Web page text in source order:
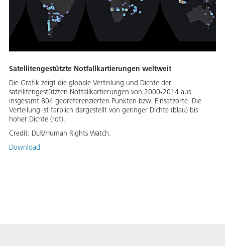
Satellitengestützte Notfallkartierungen weltweit
Die Grafik zeigt die globale Verteilung und Dichte der
satellitengestützten Notfallkartierungen von 2000-2014 aus
insgesamt 804 georeferenzierten Punkten bzw. Einsatzorte. Die
Verteilung ist farblich dargestellt von geringer Dichte (blau) bis
hoher Dichte (rot).
Credit: DLR/Human Rights Watch.
Download